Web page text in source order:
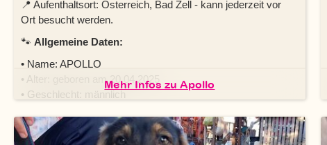
📍 Aufenthaltsort: Österreich, Bad Zell - kann jederzeit vor
Ort besucht werden.
🐾 Allgemeine Daten:
• Name: APOLLO
• Alter: geboren am 20.04.2025
• Geschlecht: männlich
🐾Gesundheit:
Mehr Infos zu Apollo